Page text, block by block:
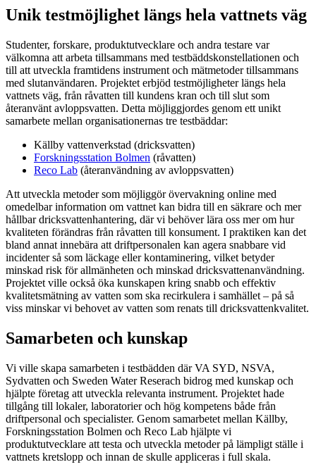
Unik testmöjlighet längs hela vattnets väg
Studenter, forskare, produktutvecklare och andra testare var
välkomna att arbeta tillsammans med testbäddskonstellationen och
till att utveckla framtidens instrument och mätmetoder tillsammans
med slutanvändaren. Projektet erbjöd testmöjligheter längs hela
vattnets väg, från råvatten till kundens kran och till slut som
återanvänt avloppsvatten. Detta möjliggjordes genom ett unikt
samarbete mellan organisationernas tre testbäddar:
Källby vattenverkstad (dricksvatten)
Forskningsstation Bolmen (råvatten)
Reco Lab (återanvändning av avloppsvatten)
Att utveckla metoder som möjliggör övervakning online med
omedelbar information om vattnet kan bidra till en säkrare och mer
hållbar dricksvattenhantering, där vi behöver lära oss mer om hur
kvaliteten förändras från råvatten till konsument. I praktiken kan det
bland annat innebära att driftpersonalen kan agera snabbare vid
incidenter så som läckage eller kontaminering, vilket betyder
minskad risk för allmänheten och minskad dricksvattenanvändning.
Projektet ville också öka kunskapen kring snabb och effektiv
kvalitetsmätning av vatten som ska recirkulera i samhället – på så
viss minskar vi behovet av vatten som renats till dricksvattenkvalitet.
Samarbeten och kunskap
Vi ville skapa samarbeten i testbädden där VA SYD, NSVA,
Sydvatten och Sweden Water Reserach bidrog med kunskap och
hjälpte företag att utveckla relevanta instrument. Projektet hade
tillgång till lokaler, laboratorier och hög kompetens både från
driftpersonal och specialister. Genom samarbetet mellan Källby,
Forskningsstation Bolmen och Reco Lab hjälpte vi
produktutvecklare att testa och utveckla metoder på lämpligt ställe i
vattnets kretslopp och innan de skulle appliceras i full skala.